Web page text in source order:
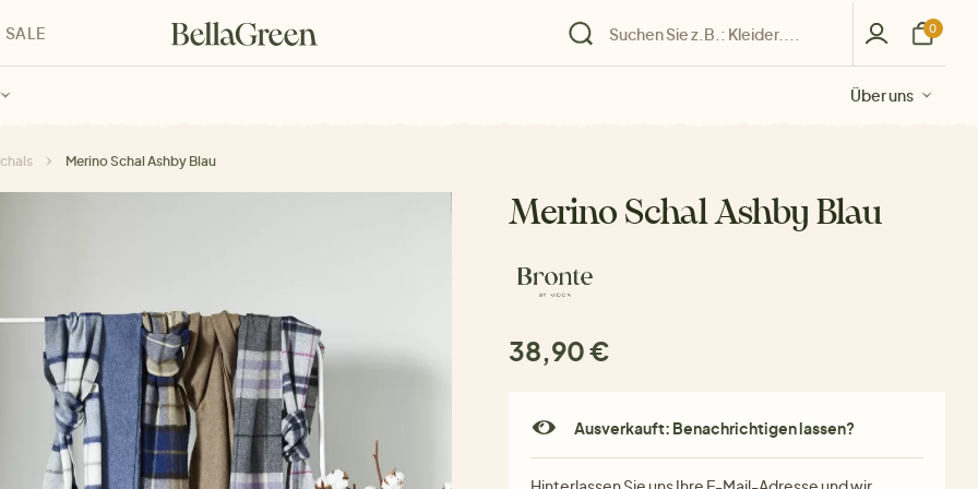
Über uns
Über uns
Über uns
für Kinder Über uns
SALE
Über uns
0
Merino Schal Ashby Blau
Merino Schal Ashby Blau
38,90 €
Ausverkauft: Benachrichtigen lassen?